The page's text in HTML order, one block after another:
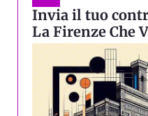
Invia il tuo
La Firenze Che